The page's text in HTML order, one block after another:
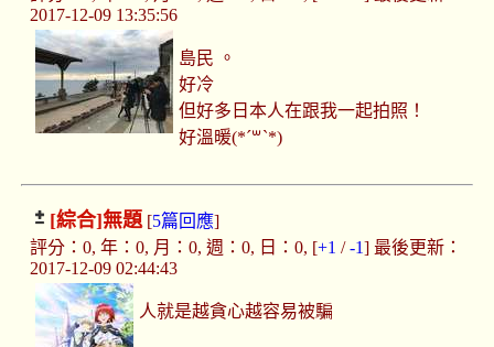
2017-12-09 13:35:56
島民 。
好冷
但好多日本人在跟我一起拍照！
好溫暖(*´꒳`*)
[綜合]無題[5篇回應]
評分：0, 年：0, 月：0, 週：0, 日：0, [+1 /-1] 最後更新：
2017-12-09 02:44:43
人就是越貪心越容易被騙